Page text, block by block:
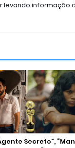
levando
Secreto”,